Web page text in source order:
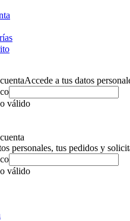
Accede a tus datos
válido
personales, tus pedidos y
válido